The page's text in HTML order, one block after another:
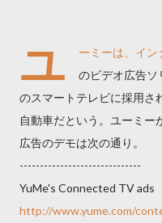
ユ
ーミーは、イ
のビデオ広告ソ
のスマートテレビに採用さ
自動車だという。ユーミー
広告のデモは次の通り。
------------------------------
YuMe's Connected TV ads
http://www.yume.com/